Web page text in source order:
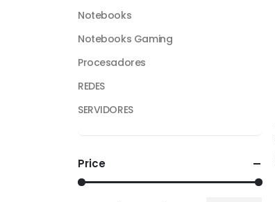
Notebooks
Notebooks Gaming
Procesadores
REDES
SERVIDORES
Price